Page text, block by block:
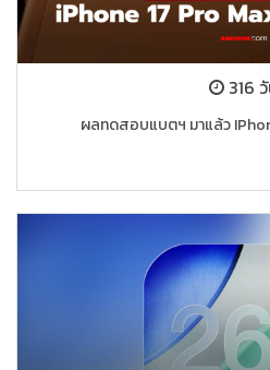
316
ผลทดสอบแบตฯ มาแล้ว